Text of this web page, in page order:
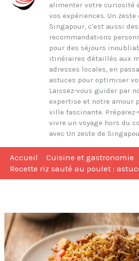
alimenter votre curiosité
vos expériences. Un zeste
Singapour, c'est aussi des
recommandations
pour des séjours
itinéraires détaillés aux
adresses locales, en
astuces pour optimiser
Laissez-vous guider par
expertise et notre amour
ville fascinante. Préparez-
vivre un voyage hors du
avec Un zeste de
Accueil
Cuisine et gastronomie
Recette riz sauté au poulet :